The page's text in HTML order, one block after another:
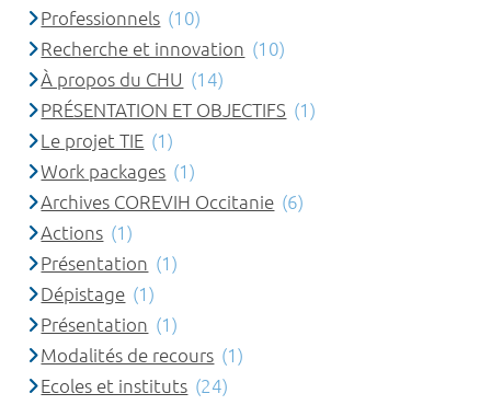
Professionnels (10)
Recherche et innovation (10)
À propos du CHU (14)
PRÉSENTATION ET OBJECTIFS (1)
Le projet TIE (1)
Work packages (1)
Archives COREVIH Occitanie (6)
Actions (1)
Présentation (1)
Dépistage (1)
Présentation (1)
Modalités de recours (1)
Ecoles et instituts (24)